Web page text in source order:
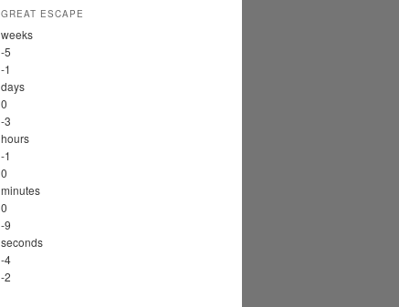
GREAT ESCAPE
weeks
-5
-1
days
0
-3
hours
-1
0
minutes
0
-9
seconds
-4
-2